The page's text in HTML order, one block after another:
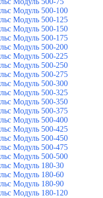
Модуль 500-100
Модуль 500-125
Модуль 500-150
Модуль 500-175
Модуль 500-200
Модуль 500-225
Модуль 500-250
Модуль 500-275
Модуль 500-300
Модуль 500-325
Модуль 500-350
Модуль 500-375
Модуль 500-400
Модуль 500-425
Модуль 500-450
Модуль 500-475
Модуль 500-500
Модуль 180-30
Модуль 180-60
Модуль 180-90
Модуль 180-120